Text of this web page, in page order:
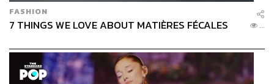
FASHION
7 THINGS WE LOVE ABOUT MATIÈRES FÉCALES ...